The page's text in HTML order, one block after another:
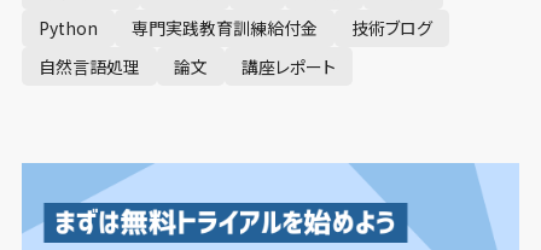
Python
専門実践教育訓練給付金
技術ブログ
自然言語処理
論文 講座レポート